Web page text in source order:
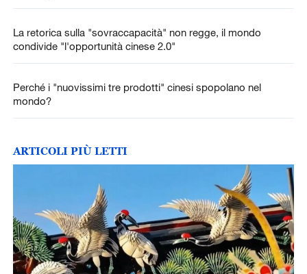
La retorica sulla "sovraccapacità" non regge, il mondo
condivide "l'opportunità cinese 2.0"
Perché i "nuovissimi tre prodotti" cinesi spopolano nel
mondo?
ARTICOLI PIÙ LETTI